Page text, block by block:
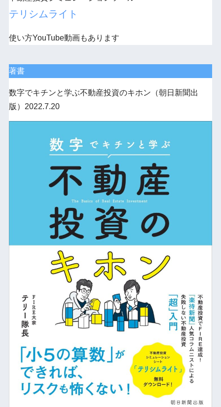
テリシムライト
使い方YouTube動画もあります
著書
数字でキチンと学ぶ不動産投資のキホン（朝日新聞出
版）2022.7.20